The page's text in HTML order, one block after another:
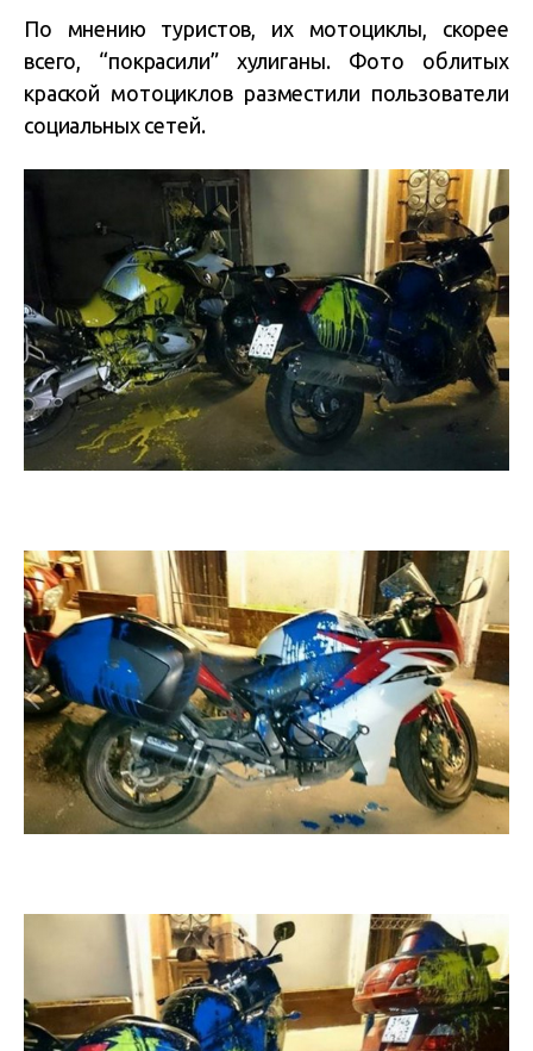
По мнению туристов, их мотоциклы, скорее
всего, “покрасили” хулиганы. Фото облитых
краской мотоциклов разместили пользователи
социальных сетей.